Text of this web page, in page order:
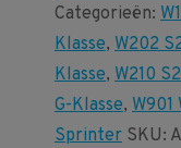
Categorieën:
Klasse, W202
Klasse, W210
G-Klasse, W901
Sprinter SKU: